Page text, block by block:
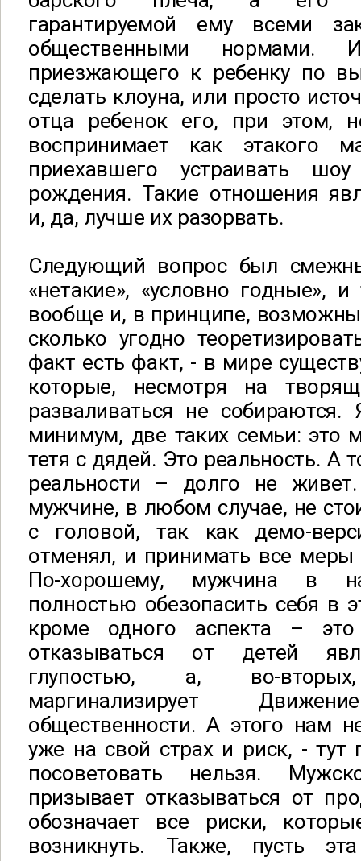
гарантируемой ему всеми
общественными нормами.
приезжающего к ребенку по
сделать клоуна, или просто
отца ребенок его, при этом,
воспринимает как этакого
приехавшего устраивать
рождения. Такие отношения
и, да, лучше их разорвать.
Следующий вопрос был
«нетакие», «условно годные»,
вообще и, в принципе,
сколько угодно
факт есть факт, - в мире
которые, несмотря на
разваливаться не
минимум, две таких семьи: это
тетя с дядей. Это реальность. А
реальности – долго не
мужчине, в любом случае, не
с головой, так как демо-
отменял, и принимать все меры
По-хорошему, мужчина в
полностью обезопасить себя в
кроме одного аспекта –
отказываться от детей
глупостью, а, во-вторых,
маргинализирует
общественности. А этого нам
уже на свой страх и риск, - тут
посоветовать нельзя.
призывает отказываться от
обозначает все риски,
возникнуть. Также, пусть